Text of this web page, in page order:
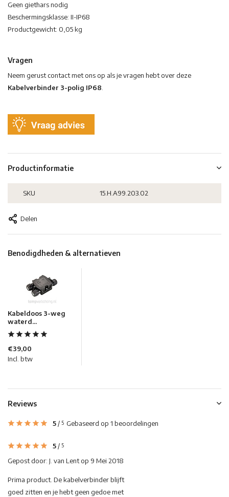
Geen giethars nodig
Beschermingsklasse: II-IP68
Productgewicht: 0,05 kg
Vragen
Neem gerust contact met ons op als je vragen hebt over deze
Kabelverbinder 3-polig IP68.
Productinformatie
SKU 15.H.A99.203.02
Delen
Benodigdheden & alternatieven
Kabeldoos 3-weg
waterd...
€39,00
Incl. btw
Reviews
5/ 5 Gebaseerd op 1 beoordelingen
5/ 5
Gepost door: J. van Lentop 9 Mei 2018
Prima product. De kabelverbinder blijft
goed zitten en je hebt geen gedoe met